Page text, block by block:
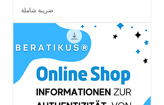
ضريبة شاملة